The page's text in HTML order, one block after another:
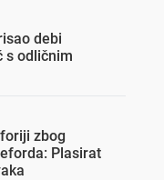
debi
s odličnim
zbog
Plasirat